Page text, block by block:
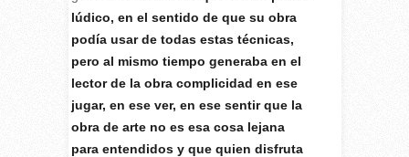
lúdico, en el sentido de que su obra
podía usar de todas estas técnicas,
pero al mismo tiempo generaba en el
lector de la obra complicidad en ese
jugar, en ese ver, en ese sentir que la
obra de arte no es esa cosa lejana
para entendidos y que quien disfruta